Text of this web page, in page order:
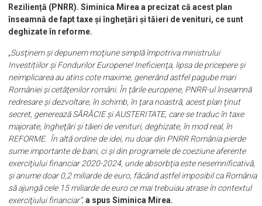
Reziliență (PNRR). Siminica Mirea a precizat că acest plan
înseamnă de fapt taxe și înghețări și tăieri de venituri, ce sunt
deghizate în reforme.
„Susţinem şi depunem moţiune simplă împotriva ministrului
Investițiilor și Fondurilor Europene! Ineficienţa, lipsa de pricepere şi
neimplicarea au atins cote maxime, generând astfel pagube mari
României şi cetăţenilor români. În ţările europene, PNRR-ul înseamnă
redresare şi dezvoltare, în schimb, în ţara noastră, acest plan ţinut
secret, generează SĂRĂCIE şi AUSTERITATE, care se traduc în taxe
majorate, îngheţări şi tăieri de venituri, deghizate, în mod real, în
REFORME. În altă ordine de idei, nu doar din PNRR România pierde
sume importante de bani, ci şi din programele de coeziune aferente
exerciţiului financiar 2020-2024, unde absorbţia este nesemnificativă,
şi anume doar 0,2 miliarde de euro, făcând astfel imposibil ca România
să ajungă cele 15 miliarde de euro ce mai trebuiau atrase în contextul
exerciţiului financiar”, a spus Siminica Mirea.